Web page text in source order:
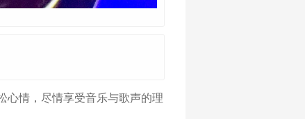
心情，尽情享受音乐与歌声的理